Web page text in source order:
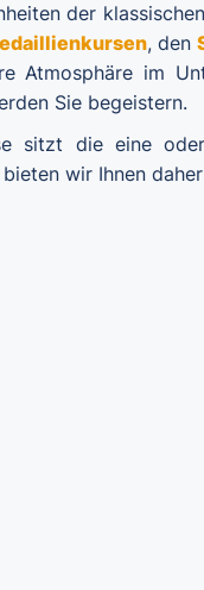
der
, den
Atmosphäre im
Sie begeistern.
sitzt die eine
wir Ihnen